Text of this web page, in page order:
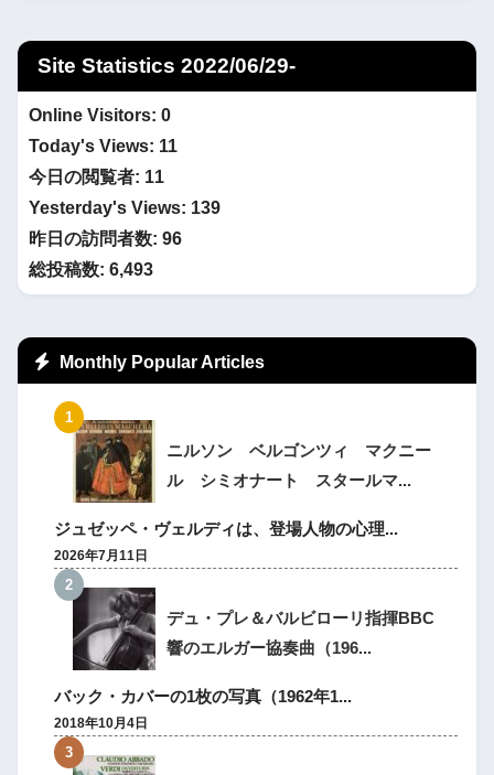
Site Statistics 2022/06/29-
Online Visitors: 0
Today's Views: 11
今日の閲覧者: 11
Yesterday's Views: 139
昨日の訪問者数: 96
総投稿数: 6,493
Monthly Popular Articles
ニルソン ベルゴンツィ マクニー
ル シミオナート スタールマ...
ジュゼッペ・ヴェルディは、登場人物の心理...
2026年7月11日
デュ・プレ＆バルビローリ指揮BBC
響のエルガー協奏曲（196...
バック・カバーの1枚の写真（1962年1...
2018年10月4日